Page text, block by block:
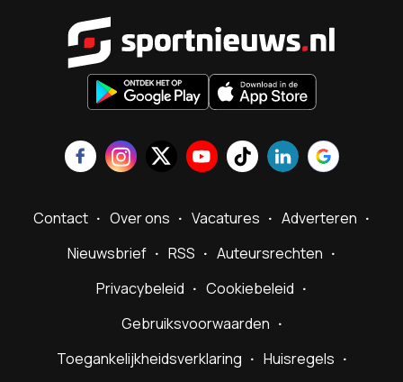
Contact Over ons Vacatures
Adverteren
Nieuwsbrief
RSS
Auteursrechten
Privacybeleid
Cookiebeleid
Gebruiksvoorwaarden
Toegankelijkheidsverklaring
Huisregels